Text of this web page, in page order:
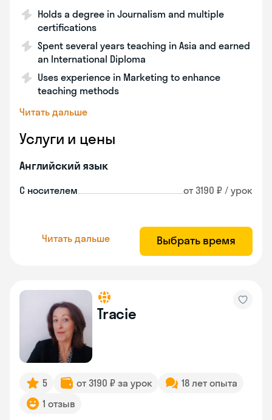
Holds a degree in Journalism and multiple
certifications
Spent several years teaching in Asia and earned
an International Diploma
Uses experience in Marketing to enhance
teaching methods
Читать дальше
Услуги и цены
Английский язык
С носителем от 3190 ₽ / урок
Читать дальше Выбрать время
Tracie
5 от 3190 ₽ за урок
18 лет опыта
1 отзыв